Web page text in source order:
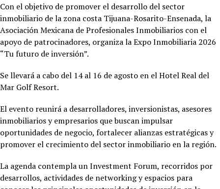
Con el objetivo de promover el desarrollo del sector
inmobiliario de la zona costa Tijuana-Rosarito-Ensenada, la
Asociación Mexicana de Profesionales Inmobiliarios con el
apoyo de patrocinadores, organiza la Expo Inmobiliaria 2026
“Tu futuro de inversión”.
Se llevará a cabo del 14 al 16 de agosto en el HotelReal del
Mar Golf Resort.
El evento reunirá a desarrolladores, inversionistas, asesores
inmobiliarios y empresarios que buscan impulsar
oportunidades de negocio, fortalecer alianzas estratégicas y
promover el crecimiento del sector inmobiliario en la región.
La agenda contempla un Investment Forum, recorridos por
desarrollos, actividades de networking y espacios para